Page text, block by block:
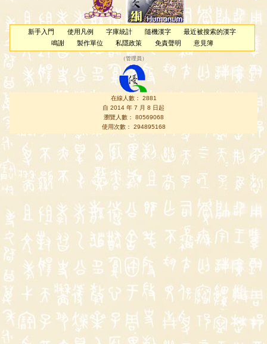
新手入門 使用凡例 字庫統計 隨機漢字
最近被搜索的漢字
鳴謝
製作單位 私隱政策 免責聲明 意見簿
（管理員 ）
在線人數： 2881
自 2014 年 7 月 8 日起
瀏覽人數： 80569068
使用次數： 294895168